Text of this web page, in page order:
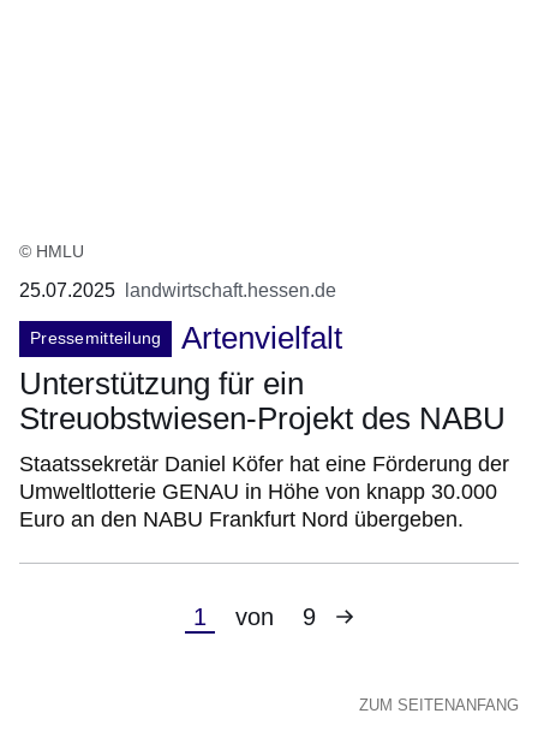
© HMLU
25.07.2025 landwirtschaft.hessen.de
Pressemitteilung
Artenvielfalt
Unterstützung für ein
Streuobstwiesen-Projekt des NABU
Staatssekretär Daniel Köfer hat eine Förderung der
Umweltlotterie GENAU in Höhe von knapp 30.000
Euro an den NABU Frankfurt Nord übergeben.
Aktuelle
1 von 9
Nächste
ZUM SEITENANFANG